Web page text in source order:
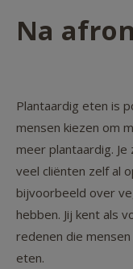
Na
Plantaardig eten is
mensen kiezen om
meer plantaardig.
veel cliënten zelf al
bijvoorbeeld over
hebben. Jij kent als
redenen die
eten.